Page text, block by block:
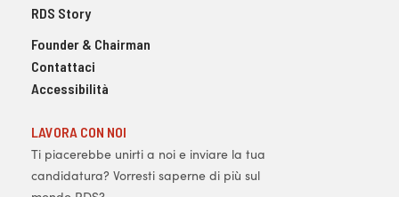
RDS Story
Founder & Chairman
Contattaci
Accessibilità
LAVORA CON NOI
Ti piacerebbe unirti a noi e inviare la tua
candidatura? Vorresti saperne di più sul